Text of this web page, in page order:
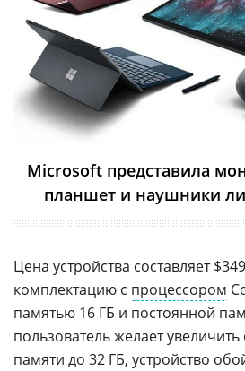
Microsoft представила
планшет и наушники
Цена устройства составляет
комплектацию с процессором
памятью 16 ГБ и постоянной
пользователь желает
памяти до 32 ГБ, устройство